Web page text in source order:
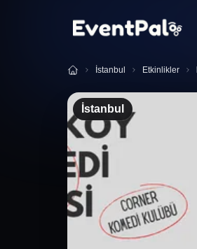
İstanbul Etkinlikler
İstanbul